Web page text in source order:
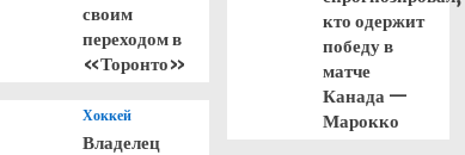
своим
переходом в
«Торонто»
Хоккей
Владелец
кто одержит
победу в
матче
Канада —
Марокко